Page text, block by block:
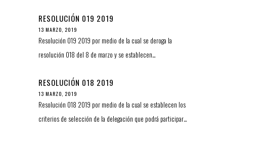
RESOLUCIÓN 019 2019
13 MARZO, 2019
Resolución 019 2019 por medio de la cual se deroga la
resolución 018 del 8 de marzo y se establecen…
RESOLUCIÓN 018 2019
13 MARZO, 2019
Resolución 018 2019 por medio de la cual se establecen los
criterios de selección de la delegación que podrá participar…